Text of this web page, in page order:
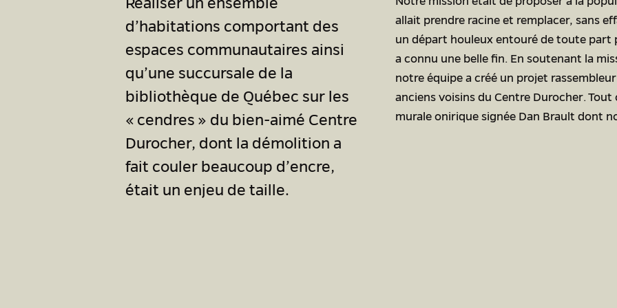
d’habitations comportant des
espaces communautaires ainsi
qu’une succursale de la
bibliothèque de Québec sur les
« cendres » du bien-aimé Centre
Durocher, dont la démolition a
fait couler beaucoup d’encre,
était un enjeu de taille.
allait prendre racine et remplacer, sans
un départ houleux entouré de toute part
a connu une belle fin. En soutenant la
notre équipe a créé un projet
anciens voisins du Centre Durocher. Tout
murale onirique signée Dan Brault dont